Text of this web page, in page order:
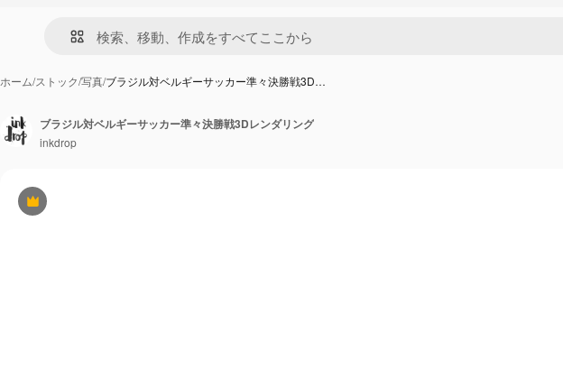
ホーム/ストック/写真/ブラジル対ベルギーサッカー準々決勝戦3D…
Premium
ブラジル対ベルギーサッカー準々決勝戦3Dレンダリング
inkdrop